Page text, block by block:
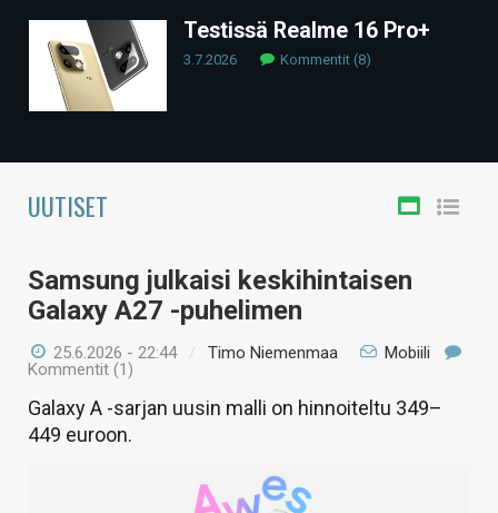
KAUPPA
VAIHDA TEEMA
HAKU
Testissä Realme 16 Pro+
3.7.2026 Kommentit (8)
UUTISET
Samsung julkaisi keskihintaisen
Galaxy A27 -puhelimen
25.6.2026 - 22:44 / Timo Niemenmaa
Mobiili
Kommentit (1)
Galaxy A -sarjan uusin malli on hinnoiteltu 349–
449 euroon.